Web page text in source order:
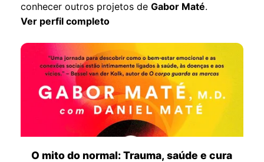
conhecer outros projetos deGabor Maté.
Ver perfil completo
O mito do normal: Trauma, saúde e cura